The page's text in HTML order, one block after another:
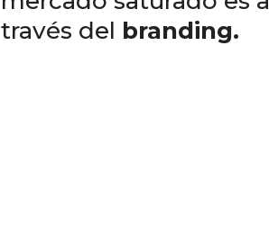
través del branding.